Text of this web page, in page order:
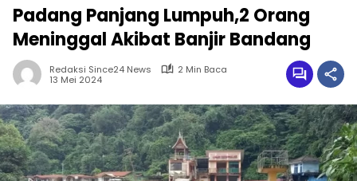
Padang Panjang Lumpuh,2 Orang
Meninggal Akibat Banjir Bandang
Redaksi Since24 News
2 Min Baca
13 Mei 2024